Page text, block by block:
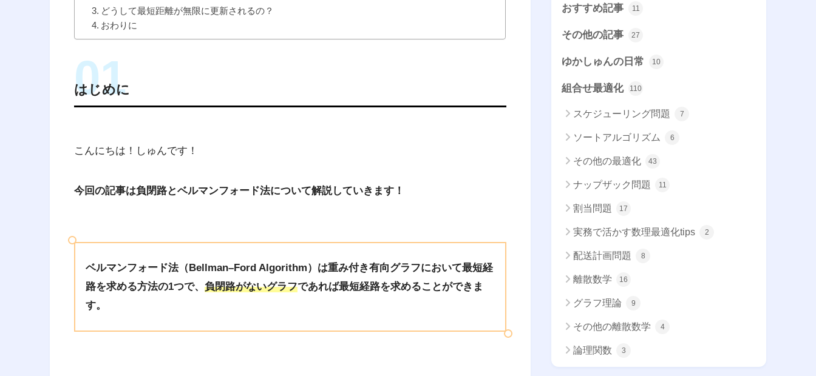
どうして最短距離が無限に更新されるの？
おわりに
はじめに
こんにちは！しゅんです！
今回の記事は負閉路とベルマンフォード法について解説していきます！
ベルマンフォード法（Bellman–Ford Algorithm）は重み付き有向グラフにおいて最短経
路を求める方法の1つで、負閉路がないグラフであれば最短経路を求めることができま
す。
おすすめ記事 11
その他の記事 27
ゆかしゅんの日常 10
組合せ最適化 110
スケジューリング問題 7
ソートアルゴリズム 6
その他の最適化 43
ナップザック問題 11
割当問題 17
実務で活かす数理最適化tips 2
配送計画問題 8
離散数学 16
グラフ理論 9
その他の離散数学 4
論理関数 3